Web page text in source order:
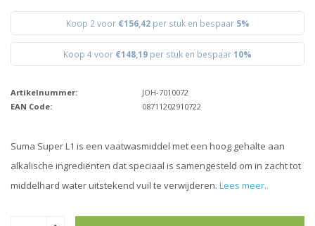
Koop 2 voor €156,42per stuk en bespaar 5%
Koop 4 voor €148,19 per stuk en bespaar 10%
Artikelnummer:
JOH-7010072
EAN Code:
08711202910722
Suma Super L1 is een vaatwasmiddel met een hoog gehalte aan
alkalische ingrediënten dat speciaal is samengesteld om in zacht tot
middelhard water uitstekend vuil te verwijderen. Lees meer..